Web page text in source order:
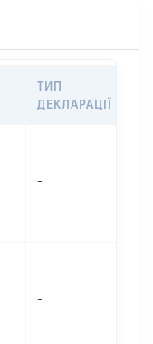
ТИП
ДЕКЛАРАЦІЇ
-
-